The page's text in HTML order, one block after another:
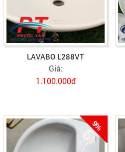
LAVABO L288VT
Giá:
1.100.000đ
9%